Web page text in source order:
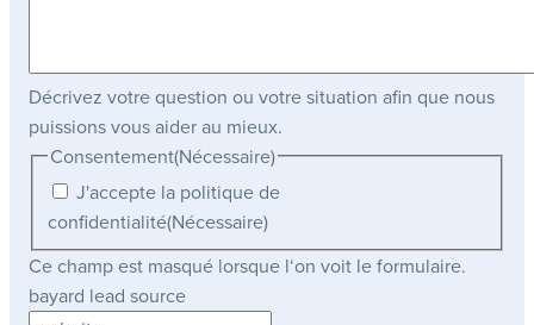
Décrivez votre question ou votre situation afin que nous
puissions vous aider au mieux.
Consentement(Nécessaire)
J'accepte la politique de
confidentialité(Nécessaire)
Ce champ est masqué lorsque l‘on voit le formulaire.
bayard lead source